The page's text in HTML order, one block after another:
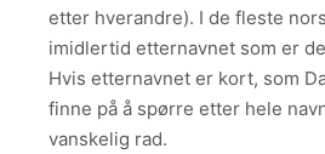
etter hverandre). I de fleste
imidlertid etternavnet som er
Hvis etternavnet er kort, som
finne på å spørre etter hele
vanskelig rad.